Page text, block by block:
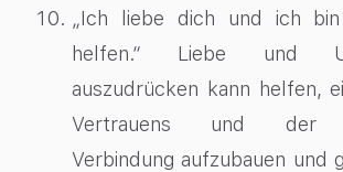
„Ich liebe dich und ich
helfen.“ Liebe und
auszudrücken kann helfen,
Vertrauens und der
Verbindung aufzubauen und